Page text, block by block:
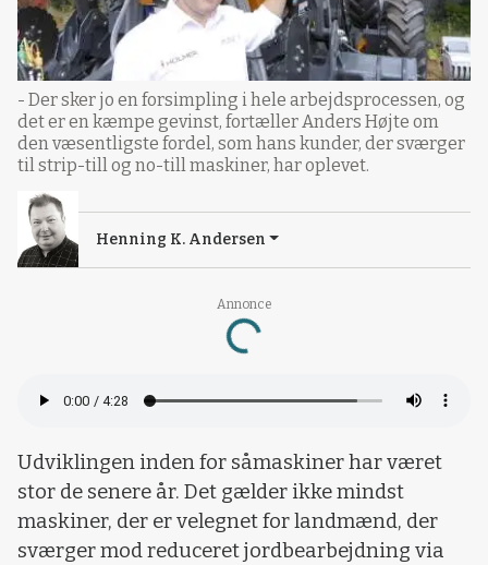
Annonce
Loading...
- Der sker jo en forsimpling i hele arbejdsprocessen, og
det er en kæmpe gevinst, fortæller Anders Højte om
den væsentligste fordel, som hans kunder, der sværger
til strip-till og no-till maskiner, har oplevet.
Henning K. Andersen
Udviklingen inden for såmaskiner har været
stor de senere år. Det gælder ikke mindst
maskiner, der er velegnet for landmænd, der
sværger mod reduceret jordbearbejdning via